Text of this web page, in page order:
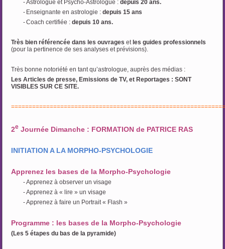
-Astrologue et Psycho-Astrologue :depuis 20 ans.
- Enseignante en astrologie :depuis 15 ans
-Coach certifiée : depuis 10 ans.
Très bien référencée dans les ouvragesetles guides professionnels
(pour la pertinence de ses analyses et prévisions).
Très bonne notoriété en tant qu’astrologue, auprès des médias :
Les Articles de presse, Emissions de TV, et Reportages : SONT
VISIBLES SUR CE SITE.
2e Journée Dimanche : FORMATION de PATRICE RAS
INITIATION A LA MORPHO-PSYCHOLOGIE
Apprenez les bases de la Morpho-Psychologie
-Apprenez à observer un visage
-Apprenez à « lire » un visage
-Apprenez à faire un Portrait « Flash »
Programme : les bases de la Morpho-Psychologie
(Les 5 étapes du bas de la pyramide)